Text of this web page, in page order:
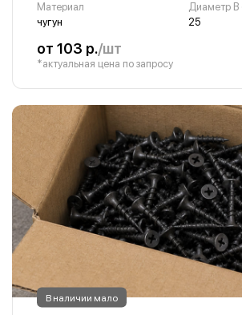
Материал
чугун
Диаметр B
25
от 103 р./шт
*актуальная цена по запросу
В наличии мало